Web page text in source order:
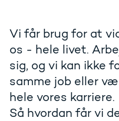
Vi får brug for at
os - hele livet.
sig, og vi kan ikke
samme job eller
hele vores karriere.
Så hvordan får vi